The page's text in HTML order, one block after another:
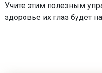
Учите этим полезным
здоровье их глаз будет